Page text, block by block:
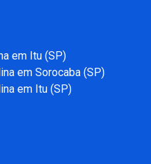
em Itu (SP)
em Sorocaba (SP)
em Itu (SP)